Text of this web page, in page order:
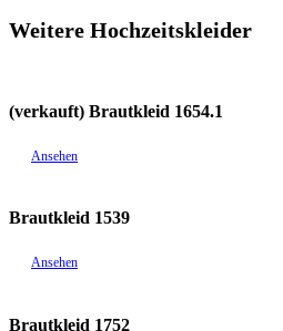
Weitere Hochzeitskleider
(verkauft) Brautkleid 1654.1
Ansehen
Brautkleid 1539
Ansehen
Brautkleid 1752